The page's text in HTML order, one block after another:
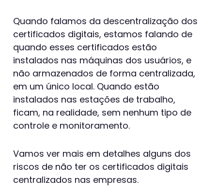
Quando falamos da descentralização dos
certificados digitais, estamos falando de
quando esses certificados estão
instalados nas máquinas dos usuários, e
não armazenados de forma centralizada,
em um único local. Quando estão
instalados nas estações de trabalho,
ficam, na realidade, sem nenhum tipo de
controle e monitoramento.
Vamos ver mais em detalhes alguns dos
riscos de não ter os certificados digitais
centralizados nas empresas.